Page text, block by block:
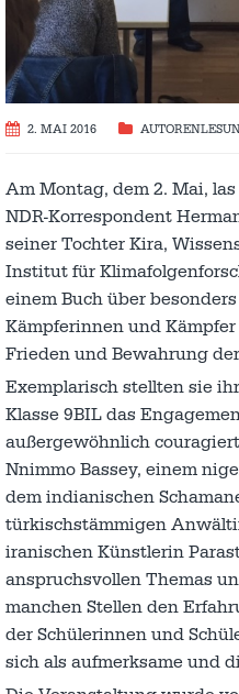
2. MAI 2016
Am Montag, dem 2. Mai,
NDR-Korrespondent
seiner Tochter Kira,
Institut für
einem Buch über
Kämpferinnen und
Frieden und Bewahrung
Exemplarisch stellten sie
Klasse 9BIL das
außergewöhnlich
Nnimmo Bassey, einem
dem indianischen
türkischstämmigen
iranischen Künstlerin
anspruchsvollen Themas
manchen Stellen den
der Schülerinnen und
sich als aufmerksame und